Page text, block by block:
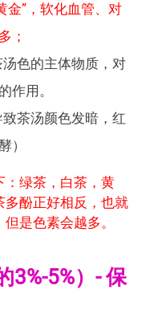
金”，软化血管、对
；
色的主体物质，对
作用。
茶汤颜色发暗，红
）
：绿茶，白茶，黄
多酚正好相反，也就
是色素会越多。
3%-5%）- 保